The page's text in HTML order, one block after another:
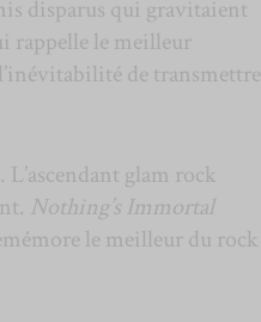
disparus qui gravitaient
rappelle le meilleur
de transmettre
glam rock
Nothing’s Immortal
le meilleur du rock